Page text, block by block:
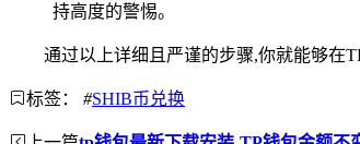
持高度的警惕。
通过以上详细且严谨的步骤,你就能够在
标签： #SHIB币兑换